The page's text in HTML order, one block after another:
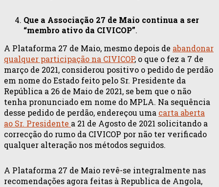
Que a Associação 27 de Maio continua a ser
“membro ativo da CIVICOP”.
A Plataforma 27 de Maio, mesmo depois de abandonar
qualquer participação na CIVICOP, o que o fez a 7 de
março de 2021, considerou positivo o pedido de perdão
em nome do Estado feito pelo Sr. Presidente da
República a 26 de Maio de 2021, se bem que o não
tenha pronunciado em nome do MPLA. Na sequência
desse pedido de perdão, endereçou uma carta aberta
ao Sr. Presidente a 21 de Agosto de 2021 solicitando a
correcção do rumo da CIVICOP por não ter verificado
qualquer alteração nos métodos seguidos.
A Plataforma 27 de Maio revê-se integralmente nas
recomendações agora feitas à Republica de Angola,